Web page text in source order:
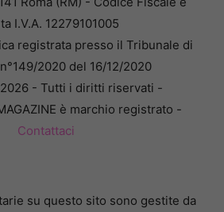
I.V.A. 12279101005
registrata presso il Tribunale di
2020 del 16/12/2020
- Tutti i diritti riservati -
è marchio registrato -
Contattaci
su questo sito sono gestite da